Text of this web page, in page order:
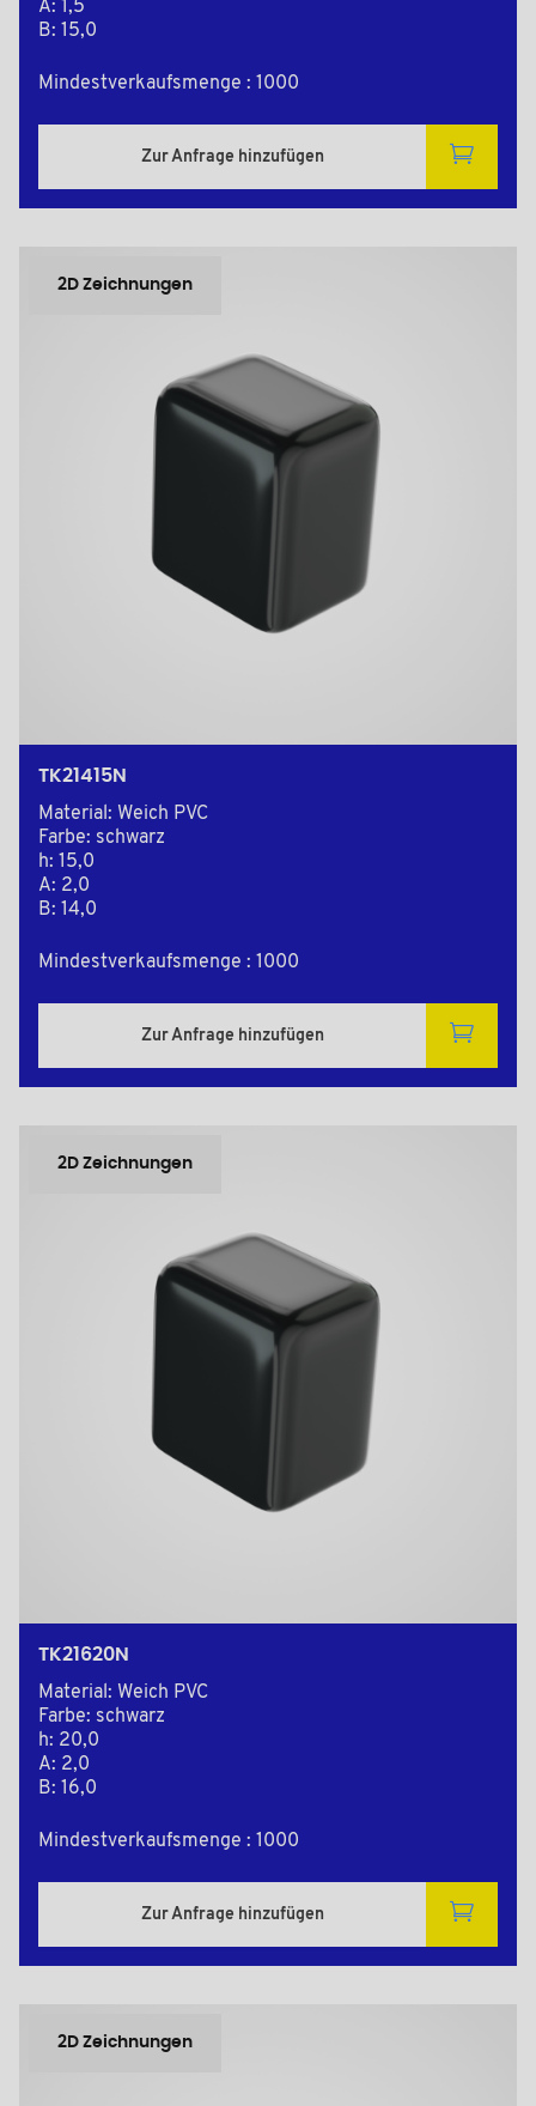
A: 1,5
B: 15,0
Mindestverkaufsmenge : 1000
Zur Anfrage hinzufügen
2D Zeichnungen
TK21415N
Material: Weich PVC
Farbe: schwarz
h: 15,0
A: 2,0
B: 14,0
Mindestverkaufsmenge : 1000
Zur Anfrage hinzufügen
2D Zeichnungen
TK21620N
Material: Weich PVC
Farbe: schwarz
h: 20,0
A: 2,0
B: 16,0
Mindestverkaufsmenge : 1000
Zur Anfrage hinzufügen
2D Zeichnungen